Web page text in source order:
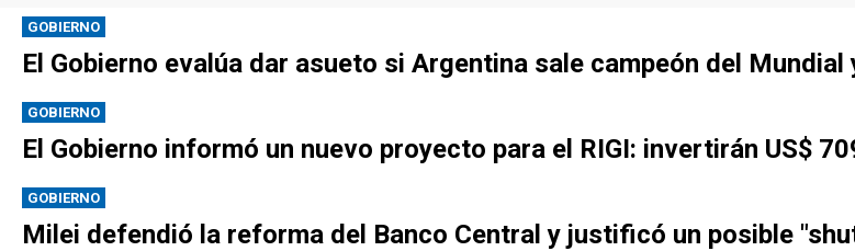
GOBIERNO
El Gobierno evalúa dar asueto si Argentina sale campeón del
GOBIERNO
El Gobierno informó un nuevo proyecto para el RIGI: invertirán US$
GOBIERNO
Milei defendió la reforma del Banco Central y justificó un posible